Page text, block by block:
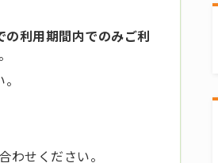
利用期間内でのみご利
わせください。